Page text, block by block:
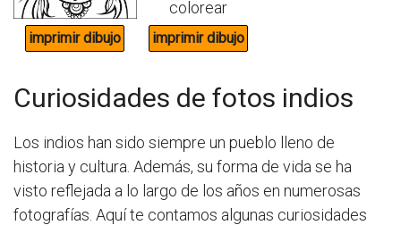
Curiosidades de fotos indios
Los indios han sido siempre un pueblo lleno de
historia y cultura. Además, su forma de vida se ha
visto reflejada a lo largo de los años en numerosas
fotografías. Aquí te contamos algunas curiosidades